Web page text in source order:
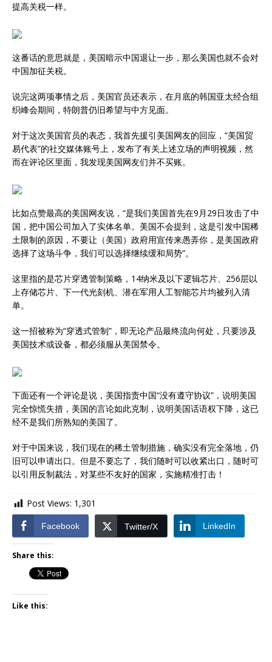
提高关税一样。
这番话的意思就是，美国暗示中国退让一步，那么美国也就不会对
中国加征关税。
说完这两项事情之后，美国官员还表示，在月底的韩国亚太经合组
织峰会期间，特朗普仍旧希望与中方见面。
对于这次美国官员的表态，我首先援引美国网友的回应，“美国贸
易代表”的社交媒体账号上，发布了有关上述立场的声明视频，然
而在评论区里面，我发现美国网友们并不买账。
比如点赞最高的美国网友说，“是我们美国首先在9月29日攻击了中
国，把中国公司加入了实体名单。美国不会提到，这是引发中国稀
土限制的原因，不要让（美国）政府用宣传来愚弄你，是美国政府
选择了这场斗争，我们可以选择继续缓和局势”。
这里指的是芯片穿透管制策略，14纳米及以下逻辑芯片、256层以
上存储芯片、下一代光刻机、潜在军用人工智能芯片均被列入清
单。
这一招被称为“穿透式管制”，即无论产品最终流向何处，只要涉及
美国技术或设备，都必须服从美国禁令。
下面还有一个评论是说，美国指责中国“没有遵守协议”，说明美国
完全惊慌失措，美国的言论如此克制，说明美国话语权下降，这已
经不是我们所熟知的美国了。
对于中国来说，我们现在的稀土管制措施，确实没有完全落地，仍
旧可以申请出口。但是不要忘了，我们随时可以收紧出口，随时可
以引用反制裁法，对某些不友好的国家，实施精准打击！
Post Views: 1,301
Facebook Twitter/X LinkedIn
Share this:
Like this: